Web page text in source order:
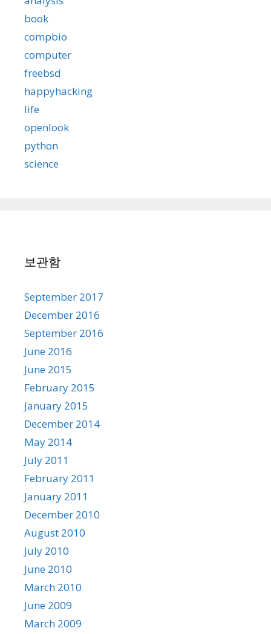
book
compbio
computer
freebsd
happyhacking
life
openlook
python
science
보관함
September 2017
December 2016
September 2016
June 2016
June 2015
February 2015
January 2015
December 2014
May 2014
July 2011
February 2011
January 2011
December 2010
August 2010
July 2010
June 2010
March 2010
June 2009
March 2009